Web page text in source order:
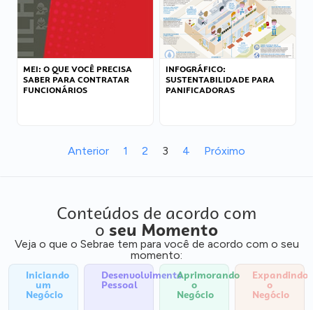
MEI: O QUE VOCÊ PRECISA
SABER PARA CONTRATAR
FUNCIONÁRIOS
INFOGRÁFICO:
SUSTENTABILIDADE PARA
PANIFICADORAS
Anterior 1 2 3 4 Próximo
Conteúdos de acordo com
o seu Momento
Veja o que o Sebrae tem para você de acordo com o seu
momento:
Iniciando
um
Negócio
Desenvolvimento
Pessoal
Aprimorando
o
Negócio
Expandindo
o
Negócio